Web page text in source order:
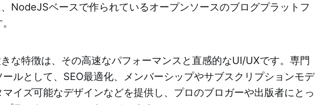
NodeJSベースで作られているオープンソースのブログプラットフ
な特徴は、その高速なパフォーマンスと直感的なUI/UXです。専門
ールとして、SEO最適化、メンバーシップやサブスクリプションモデ
マイズ可能なデザインなどを提供し、プロのブロガーや出版者にとっ